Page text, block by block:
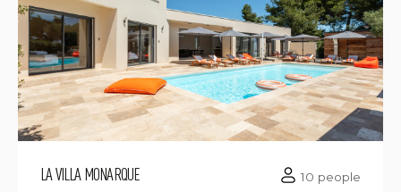
LA VILLA MONARQUE 10 people